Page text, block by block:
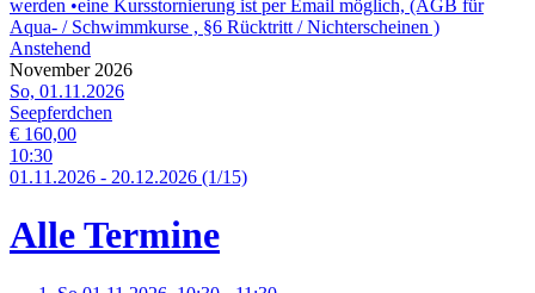
werden •eine Kursstornierung ist per Email möglich, (AGB für
Aqua- / Schwimmkurse , §6 Rücktritt / Nichterscheinen )
Anstehend
November 2026
So, 01.11.2026
Seepferdchen
€ 160,00
10:30
01.11.2026 - 20.12.2026 (1/15)
Alle Termine